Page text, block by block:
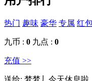
热门 趣味 豪华 专属 红
九币 : 0 九点 : 0
充值 >>
送给: 梦梦丿今天休息啦